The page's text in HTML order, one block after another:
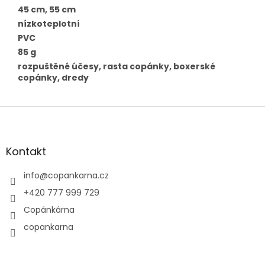
45 cm, 55 cm
nízkoteplotní
PVC
85 g
rozpuštěné účesy, rasta copánky, boxerské
copánky, dredy
Z
aKontakt
info@copankarna.cz
+420 777 999 729
Copánkárna
copankarna